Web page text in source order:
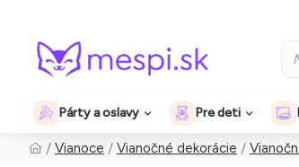
Párty a oslavy Pre deti
Vianoce Vianočné dekorácie